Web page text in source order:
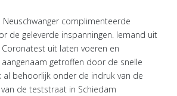
Neuschwanger complimenteerde
de geleverde inspanningen. Iemand uit
uit laten voeren en
aangenaam getroffen door de snelle
al behoorlijk onder de indruk van de
de teststraat in Schiedam